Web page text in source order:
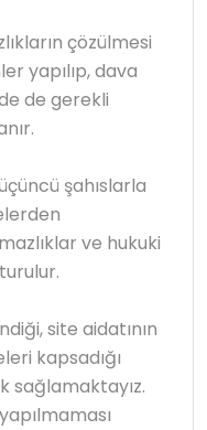
çözülmesi
yapılıp, dava
de gerekli
şahıslarla
ve hukuki
site aidatının
kapsadığı
sağlamaktayız.